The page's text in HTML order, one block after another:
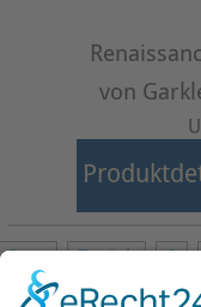
von
Start Zurück 8